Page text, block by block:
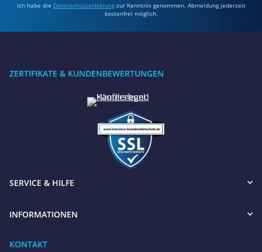
Ich habe die Datenschutzerklärungzur Kenntnis genommen. Abmeldung jederzeit
kostenfrei möglich.
ZERTIFIKATE & KUNDENBEWERTUNGEN
SERVICE & HILFE
INFORMATIONEN
KONTAKT